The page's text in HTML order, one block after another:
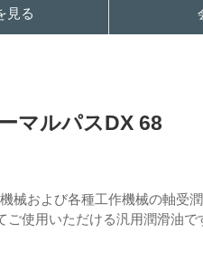
見る
マルパスDX 68
械および各種工作機械の軸受
使用いただける汎用潤滑油で